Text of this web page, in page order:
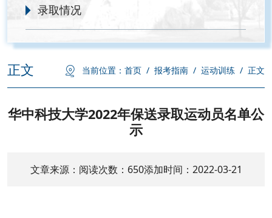
录取情况
正文 当前位置： 首页 / 报考指南 / 运动训练 / 正文
华中科技大学2022年保送录取运动员名单公
示
文章来源： 阅读次数： 650添加时间：2022-03-21